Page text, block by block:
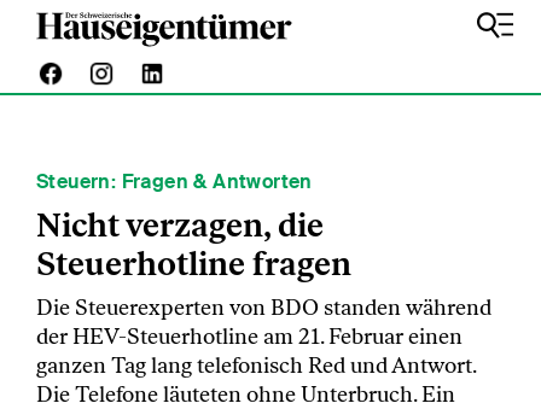
Steuern: Fragen & Antworten
Nicht verzagen, die
Steuerhotline fragen
Die Steuerexperten von BDO standen während
der HEV-Steuerhotline am 21. Februar einen
ganzen Tag lang telefonisch Red und Antwort.
Die Telefone läuteten ohne Unterbruch. Ein